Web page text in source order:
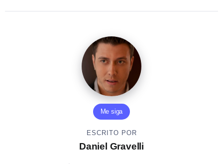
Me siga
ESCRITO POR
Daniel Gravelli